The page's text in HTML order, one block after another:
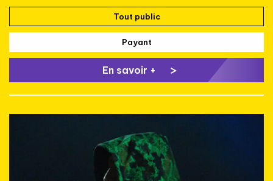
Tout public
Payant
En savoir +